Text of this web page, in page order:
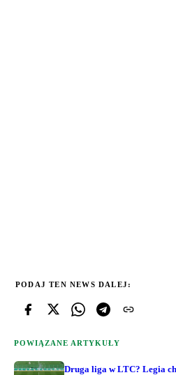
PODAJ TEN NEWS DALEJ:
POWIĄZANE ARTYKUŁY
Druga liga w LTC? Legia